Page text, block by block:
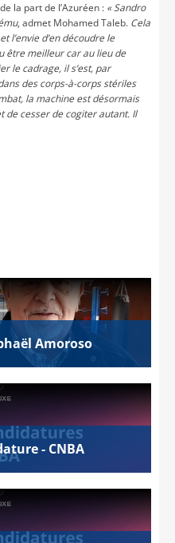
la part de l’Azuréen : « Sandro
, admet Mohamed Taleb. Cela
l’envie d’en découdre le
être meilleur car au lieu de
le cadrage, il s’est, par
des corps-à-corps stériles
la machine est désormais
de cesser de cogiter autant. Il
Amoroso
- CNBA